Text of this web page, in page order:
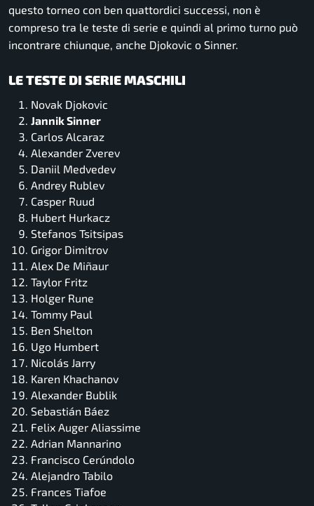
questo torneo con ben quattordici successi, non è
compreso tra le teste di serie e quindi al primo turno può
incontrare chiunque, anche Djokovic o Sinner.
LE TESTE DI SERIE MASCHILI
Novak Djokovic
Jannik Sinner
Carlos Alcaraz
Alexander Zverev
Daniil Medvedev
Andrey Rublev
Casper Ruud
Hubert Hurkacz
Stefanos Tsitsipas
Grigor Dimitrov
Alex De Miñaur
Taylor Fritz
Holger Rune
Tommy Paul
Ben Shelton
Ugo Humbert
Nicolás Jarry
Karen Khachanov
Alexander Bublik
Sebastián Báez
Felix Auger Aliassime
Adrian Mannarino
Francisco Cerúndolo
Alejandro Tabilo
Frances Tiafoe